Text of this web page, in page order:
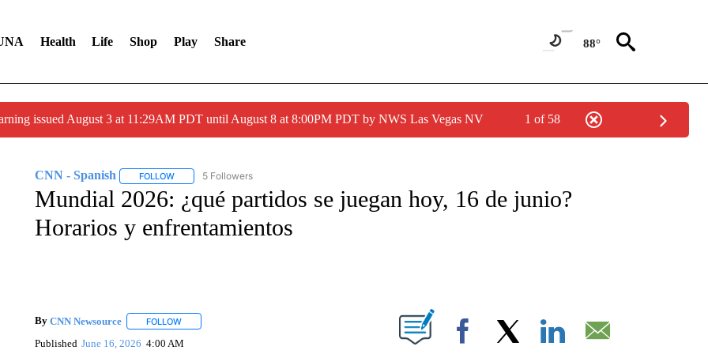
Health Life Shop Play Share 88°
issued August 3 at 11:29AM PDT until August 8 at 8:00PM PDT by NWS Las Vegas NV 1 of 58
CNN - Spanish FOLLOWFOLLOW "CNN - SPANISH" TO RECEIVE NOTIFICATIONS ABOUT NEW PAGES ON "CNN - SPANISH".
5 Followers
Mundial 2026: ¿qué partidos se juegan hoy, 16 de junio?
Horarios y enfrentamientos
By CNN Newsource FOLLOWFOLLOW "" TO RECEIVE NOTIFICATIONS ABOUT NEW PAGES ON "".
Published June 16, 2026 4:00 AM Facebook